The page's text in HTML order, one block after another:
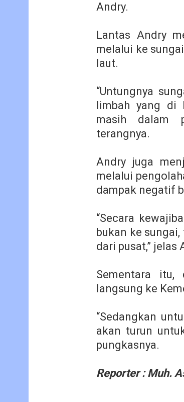
Andry.
Lantas Andry
melalui ke
laut.
“Untungnya
limbah yang di
masih dalam
terangnya.
Andry juga
melalui
dampak negatif
“Secara
bukan ke
dari pusat,” jelas
Sementara
langsung ke
“Sedangkan
akan turun
pungkasnya.
Reporter : Muh.